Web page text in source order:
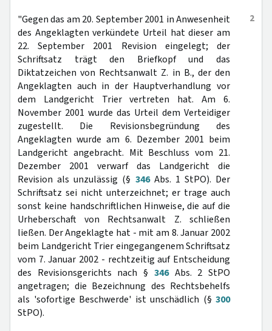
2
"Gegen das am 20. September 2001 in Anwesenheit
des Angeklagten verkündete Urteil hat dieser am
22. September 2001 Revision eingelegt; der
Schriftsatz trägt den Briefkopf und das
Diktatzeichen von Rechtsanwalt Z. in B., der den
Angeklagten auch in der Hauptverhandlung vor
dem Landgericht Trier vertreten hat. Am 6.
November 2001 wurde das Urteil dem Verteidiger
zugestellt. Die Revisionsbegründung des
Angeklagten wurde am 6. Dezember 2001 beim
Landgericht angebracht. Mit Beschluss vom 21.
Dezember 2001 verwarf das Landgericht die
Revision als unzulässig (§ 346Abs. 1 StPO). Der
Schriftsatz sei nicht unterzeichnet; er trage auch
sonst keine handschriftlichen Hinweise, die auf die
Urheberschaft von Rechtsanwalt Z. schließen
ließen. Der Angeklagte hat - mit am 8. Januar 2002
beim Landgericht Trier eingegangenem Schriftsatz
vom 7. Januar 2002 - rechtzeitig auf Entscheidung
des Revisionsgerichts nach § 346Abs. 2 StPO
angetragen; die Bezeichnung des Rechtsbehelfs
als 'sofortige Beschwerde' ist unschädlich (§ 300
StPO).